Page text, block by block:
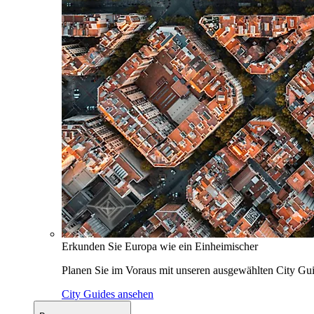
Erkunden Sie Europa wie ein Einheimischer
Planen Sie im Voraus mit unseren ausgewählten City
City Guides ansehen